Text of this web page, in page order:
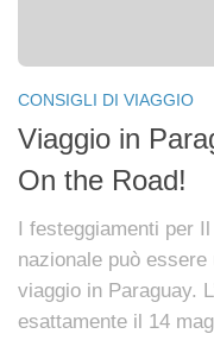
CONSIGLI DI VIAGGIO
Viaggio in
On the Road!
I festeggiamenti per
nazionale può essere
viaggio in Paraguay.
esattamente il 14